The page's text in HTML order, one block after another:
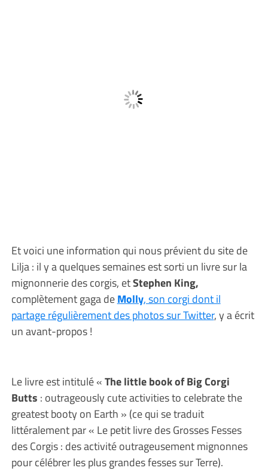
Et voici une information qui nous prévient du site de
Lilja : il y a quelques semaines est sorti un livre sur la
mignonnerie des corgis, etStephen King,
complètement gaga deMolly, son corgi dont il
partage régulièrement des photos sur Twitter, y a écrit
un avant-propos !
Le livre est intitulé «The little book of Big Corgi
Butts : outrageously cute activities to celebrate the
greatest booty on Earth » (ce qui se traduit
littéralement par « Le petit livre des Grosses Fesses
des Corgis : des activité outrageusement mignonnes
pour célébrer les plus grandes fesses sur Terre).